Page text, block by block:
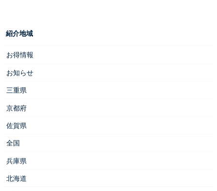
紹介地域
お得情報
お知らせ
三重県
京都府
佐賀県
全国
兵庫県
北海道